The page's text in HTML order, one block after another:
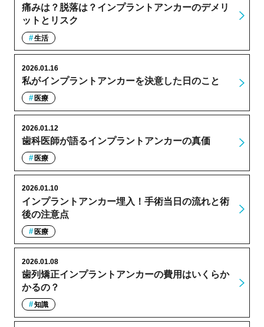
痛みは？脱落は？インプラントアンカーのデメリ
ットとリスク
生活
私がインプラントアンカーを決意した日のこと
2026.01.16
医療
歯科医師が語るインプラントアンカーの真価
2026.01.12
医療
インプラントアンカー埋入！手術当日の流れと術
後の注意点
2026.01.10
医療
歯列矯正インプラントアンカーの費用はいくらか
かるの？
2026.01.08
知識